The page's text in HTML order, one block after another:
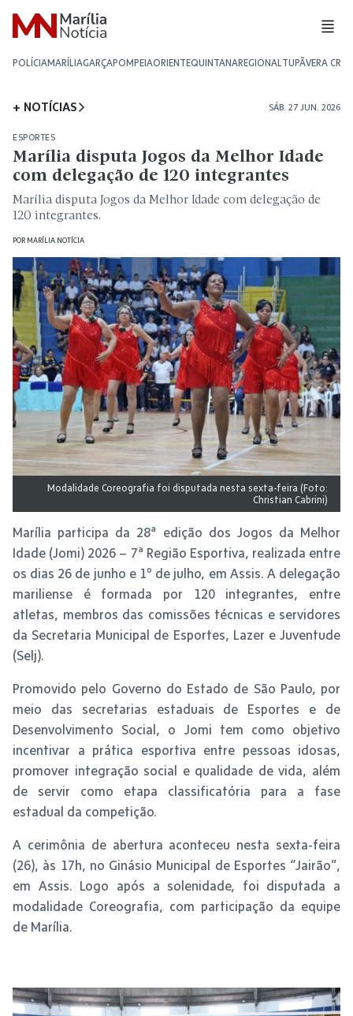
POLÍCIAMARÍLIAGARÇAPOMPEIAORIENTEQUINTANAREGIONALTUPÃVERA CRUZ
+ NOTÍCIAS SÁB. 27 JUN. 2026
ESPORTES
Marília disputa Jogos da Melhor Idade
com delegação de 120 integrantes
Marília disputa Jogos da Melhor Idade com delegação de
120 integrantes.
POR MARÍLIA NOTÍCIA
Modalidade Coreografia foi disputada nesta sexta-feira (Foto:
Christian Cabrini)
Marília participa da 28ª edição dos Jogos da Melhor
Idade (Jomi) 2026 – 7ª Região Esportiva, realizada entre
os dias 26 de junho e 1º de julho, em Assis. A delegação
mariliense é formada por 120 integrantes, entre
atletas, membros das comissões técnicas e servidores
da Secretaria Municipal de Esportes, Lazer e Juventude
(Selj).
Promovido pelo Governo do Estado de São Paulo, por
meio das secretarias estaduais de Esportes e de
Desenvolvimento Social, o Jomi tem como objetivo
incentivar a prática esportiva entre pessoas idosas,
promover integração social e qualidade de vida, além
de servir como etapa classificatória para a fase
estadual da competição.
A cerimônia de abertura aconteceu nesta sexta-feira
(26), às 17h, no Ginásio Municipal de Esportes “Jairão”,
em Assis. Logo após a solenidade, foi disputada a
modalidade Coreografia, com participação da equipe
de Marília.